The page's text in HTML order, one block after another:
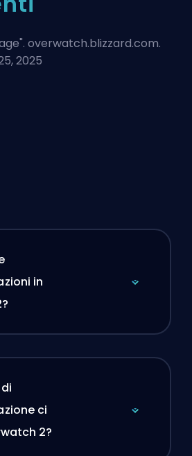
". overwatch.blizzard.com.
2025
in
ci
2?